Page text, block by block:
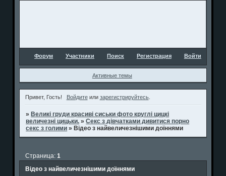
Форум Участники Поиск Регистрация Войти
Активные темы
Привет, Гость! Войдитеили зарегистрируйтесь.
» Великі груди красиві сиськи фото круглі цицкі
величезні цицьки. »Секс з дівчатками дивитися порно
секс з голими » Відео з найвеличезнішими доїннями
Відео з найвеличезнішими доїннями
Страница:1